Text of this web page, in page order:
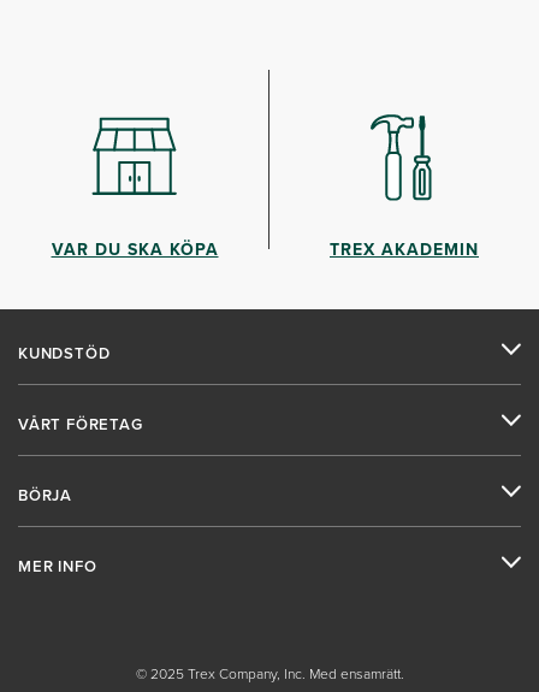
VAR DU SKA KÖPA TREX AKADEMIN
KUNDSTÖD
VÅRT FÖRETAG
BÖRJA
MER INFO
© 2025 Trex Company, Inc. Med ensamrätt.